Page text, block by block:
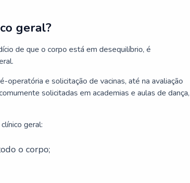
geral?
de que o corpo está em desequilíbrio, é
operatória e solicitação de vacinas, até na avaliação
solicitadas em academias e aulas de dança,
geral:
o corpo;